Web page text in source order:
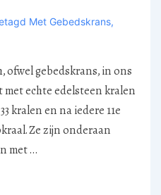
Met Gebedskrans,
ofwel gebedskrans, in ons
echte edelsteen kralen
kralen en na iedere 11e
Ze zijn onderaan
met …